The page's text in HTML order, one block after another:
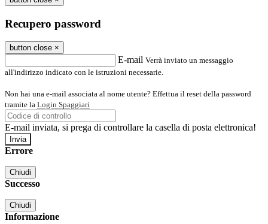
Recupero password
button close ×
E-mail Verrà inviato un messaggio
all'indirizzo indicato con le istruzioni necessarie.
Non hai una e-mail associata al nome utente? Effettua il reset della password
tramite la Login Spaggiari
E-mail inviata, si prega di controllare la casella di posta elettronica!
Errore
Chiudi
Successo
Chiudi
Informazione